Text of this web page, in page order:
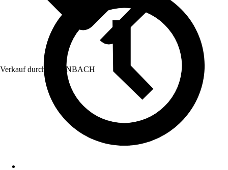
Verkauf durch: HORNBACH